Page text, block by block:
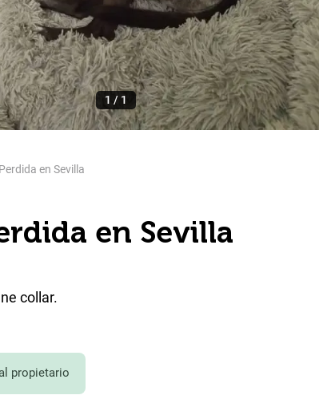
1 / 1
en Sevilla
en Sevilla
collar.
propietario